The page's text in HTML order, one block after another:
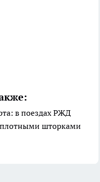
в поездах РЖД
шторками